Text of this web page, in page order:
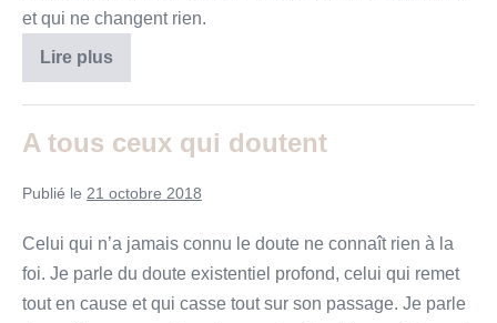
et qui ne changent rien.
Lire plus« Tu
point »
A tous ceux qui doutent
Publié le 21 octobre 2018
Celui qui n’a jamais connu le doute ne connaît rien à la
foi. Je parle du doute existentiel profond, celui qui remet
tout en cause et qui casse tout sur son passage. Je parle